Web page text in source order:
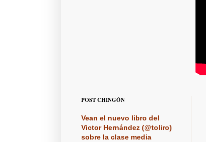
POST CHINGÓN
Vean el nuevo libro del
Victor Hernández (@toliro)
sobre la clase media